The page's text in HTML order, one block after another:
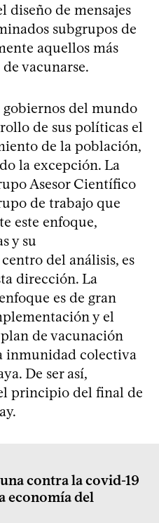
diseño de mensajes
subgrupos de
aquellos más
vacunarse.
del mundo
de sus políticas el
de la población,
la excepción. La
Asesor Científico
de trabajo que
este enfoque,
y su
del análisis, es
dirección. La
es de gran
y el
de vacunación
inmunidad colectiva
De ser así,
principio del final de
contra la covid-19
economía del